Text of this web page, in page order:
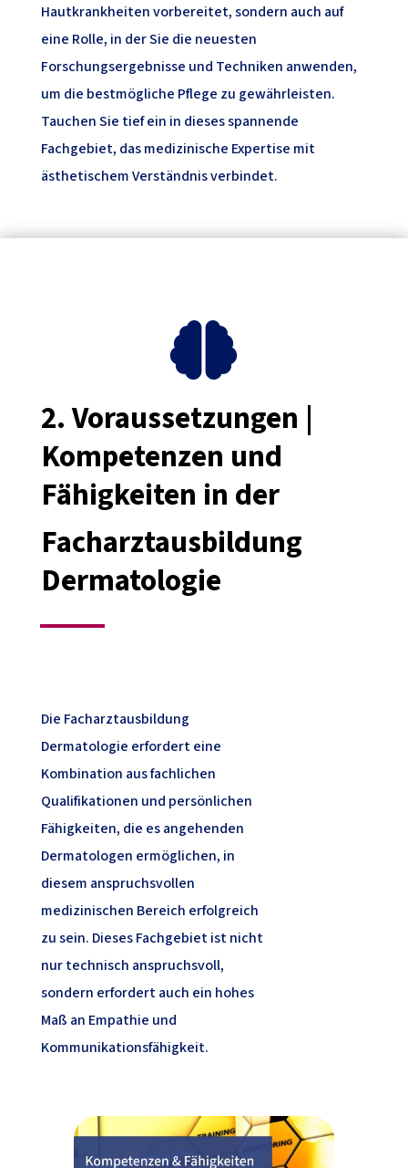
Hautkrankheiten vorbereitet, sondern auch auf
eine Rolle, in der Sie die neuesten
Forschungsergebnisse und Techniken anwenden,
um die bestmögliche Pflege zu gewährleisten.
Tauchen Sie tief ein in dieses spannende
Fachgebiet, das medizinische Expertise mit
ästhetischem Verständnis verbindet.

2. Voraussetzungen |
Kompetenzen und
Fähigkeiten in der
Facharztausbildung
Dermatologie
Die Facharztausbildung
Dermatologie erfordert eine
Kombination aus fachlichen
Qualifikationen und persönlichen
Fähigkeiten, die es angehenden
Dermatologen ermöglichen, in
diesem anspruchsvollen
medizinischen Bereich erfolgreich
zu sein. Dieses Fachgebiet ist nicht
nur technisch anspruchsvoll,
sondern erfordert auch ein hohes
Maß an Empathie und
Kommunikationsfähigkeit.